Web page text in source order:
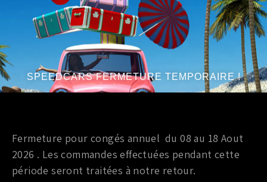
MARQUE MODÈLE
Nissan GTR
PRODUITS SIMILAIRES
Marque :Circuit Sport
Année du véhicule:à partir de 2012
Marque:MILLTEK
Année du véhicule
SPEEDCARS FERMETURE TEMPORAIRE !
Fermeture pour congés annuel du 08 au 18 Aout
2026 . Les commandes effectuées pendant cette
période seront traitées à notre retour.